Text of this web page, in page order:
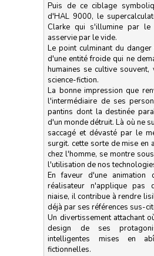
Puis de ce ciblage
d'HAL 9000, le
Clarke qui s'illumine par le
asservie par le vide.
Le point culminant du
d'une entité froide qui ne
humaines se cultive
science-fiction.
La bonne impression que
l'intermédiaire de ses
pantins dont la destinée
d'un monde détruit. Là où ne
saccagé et dévasté par le
surgit. cette sorte de mise en
chez l'homme, se montre
l'utilisation de nos
En faveur d'une
réalisateur n'applique pas
niaise, il contribue à rendre
déjà par ses références sus-
Un divertissement attachant
design de ses
intelligentes mises en
fictionnelles.